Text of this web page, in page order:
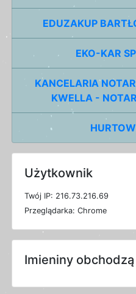
EDUZAKUP
EKO-KAR
KANCELARIA
KWELLA -
Użytkownik
Twój IP: 216.73.216.69
Przeglądarka: Chrome
Imieniny obchodzą